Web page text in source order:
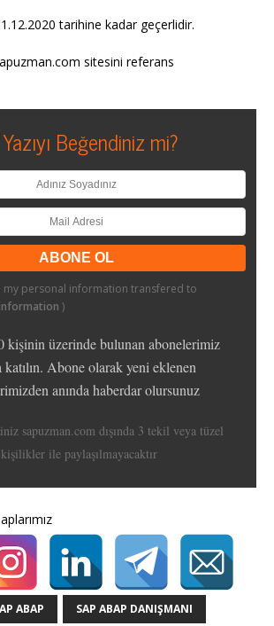
tarihine kadar geçerlidir.
sitesini referans
Beğendiniz mi?
my personal information transfered to
)
kişinin üzerinde bulunan abonelerimiz
katılın. Abone olarak yeni eklenen
anında haberdar olursunuz
sapuzman.com dışında 3 tekil veya tüzel
kişilikler ile paylaşılmayacaktır
ABAP SAP ABAP DANIŞMANI